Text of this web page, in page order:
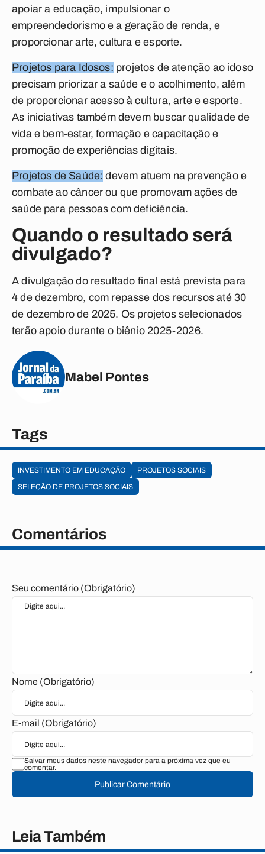
apoiar a educação, impulsionar o
empreendedorismo e a geração de renda, e
proporcionar arte, cultura e esporte.
Projetos para Idosos: projetos de atenção ao idoso
precisam priorizar a saúde e o acolhimento, além
de proporcionar acesso à cultura, arte e esporte.
As iniciativas também devem buscar qualidade de
vida e bem-estar, formação e capacitação e
promoção de experiências digitais.
Projetos de Saúde: devem atuem na prevenção e
combate ao câncer ou que promovam ações de
saúde para pessoas com deficiência.
Quando o resultado será
divulgado?
A divulgação do resultado final está prevista para
4 de dezembro, com repasse dos recursos até 30
de dezembro de 2025. Os projetos selecionados
terão apoio durante o biênio 2025-2026.
Mabel Pontes
Tags
INVESTIMENTO EM EDUCAÇÃO
PROJETOS SOCIAIS
SELEÇÃO DE PROJETOS SOCIAIS
Comentários
Seu comentário (Obrigatório)
Nome (Obrigatório)
E-mail (Obrigatório)
Salvar meus dados neste navegador para a próxima vez que eu
comentar.
Publicar Comentário
Leia Também